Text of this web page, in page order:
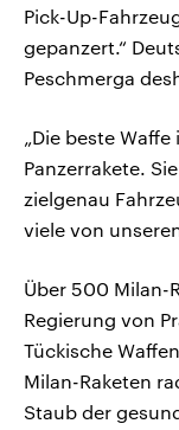
Pick-Up-
gepanzert.“
Peschmerga
„Die beste
Panzerrakete.
zielgenau
viele von
Über 500 Milan-
Regierung von
Tückische
Milan-Raketen
Staub der